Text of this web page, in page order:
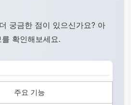
궁금한 점이 있으신가요? 아
확인해보세요.
주요 기능